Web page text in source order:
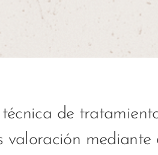
de
valoración mediante